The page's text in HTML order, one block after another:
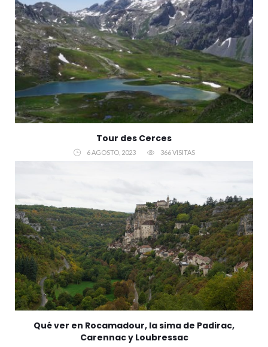
Tour des Cerces
6 AGOSTO, 2023 366 VISITAS
Qué ver en Rocamadour, la sima de Padirac,
Carennac y Loubressac